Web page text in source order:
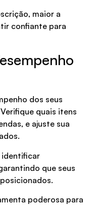
maior a
confiante para
dos seus
quais itens
e ajuste sua
que seus
poderosa para